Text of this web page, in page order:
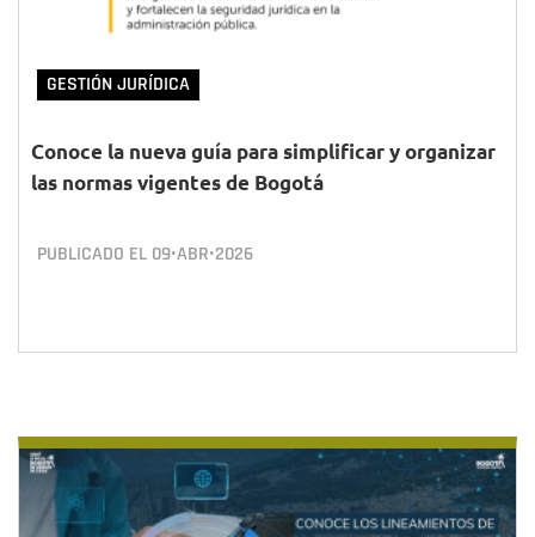
GESTIÓN JURÍDICA
Conoce la nueva guía para simplificar y organizar
las normas vigentes de Bogotá
PUBLICADO EL 09•ABR•2026